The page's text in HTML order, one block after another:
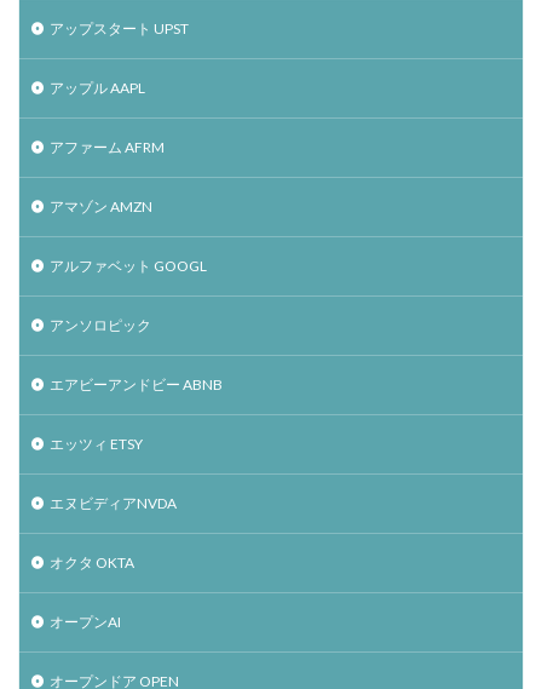
アップスタート UPST
アップル AAPL
アファーム AFRM
アマゾン AMZN
アルファベット GOOGL
アンソロピック
エアビーアンドビー ABNB
エッツィ ETSY
エヌビディアNVDA
オクタ OKTA
オープンAI
オープンドア OPEN